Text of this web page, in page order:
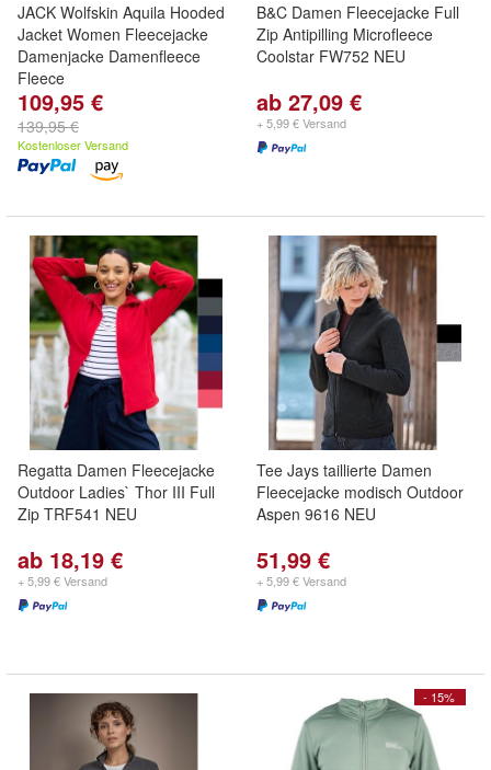
JACK Wolfskin Aquila Hooded
Jacket Women Fleecejacke
Damenjacke Damenfleece
Fleece
109,95 €
139,95 €
Kostenloser Versand
B&C Damen Fleecejacke Full
Zip Antipilling Microfleece
Coolstar FW752 NEU
ab 27,09 €
+ 5,99 € Versand
Regatta Damen Fleecejacke
Outdoor Ladies` Thor III Full
Zip TRF541 NEU
ab 18,19 €
+ 5,99 € Versand
Tee Jays taillierte Damen
Fleecejacke modisch Outdoor
Aspen 9616 NEU
51,99 €
+ 5,99 € Versand
- 15%